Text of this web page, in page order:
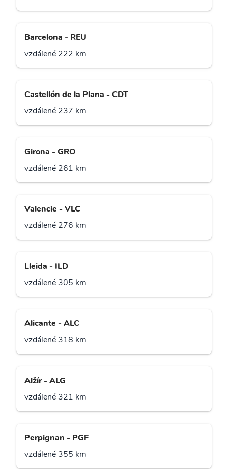
Barcelona - REU
vzdálené 222 km
Castellón de la Plana - CDT
vzdálené 237 km
Girona - GRO
vzdálené 261 km
Valencie - VLC
vzdálené 276 km
Lleida - ILD
vzdálené 305 km
Alicante - ALC
vzdálené 318 km
Alžír - ALG
vzdálené 321 km
Perpignan - PGF
vzdálené 355 km